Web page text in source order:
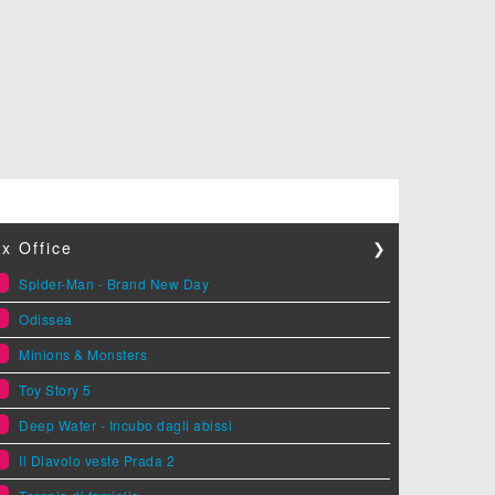
Office ❯
Spider-Man - Brand New Day
Odissea
Minions & Monsters
Toy Story 5
Deep Water - Incubo dagli abissi
Il Diavolo veste Prada 2